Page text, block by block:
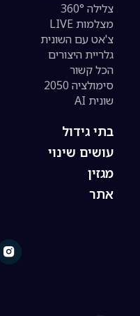
צלילה 360°
מצלמות LIVE
צ'אט עם השונית
גלריית היצורים
הכל קשור
סימולציה 2050
שונית AI
בתי גידול
עושים שינוי
מגזין
אתר